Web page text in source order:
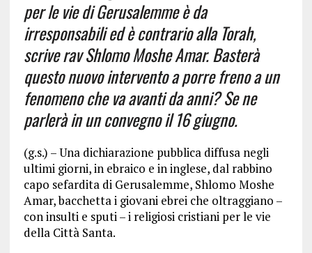
per le vie di Gerusalemme è da
irresponsabili ed è contrario alla Torah,
scrive rav Shlomo Moshe Amar. Basterà
questo nuovo intervento a porre freno a un
fenomeno che va avanti da anni? Se ne
parlerà in un convegno il 16 giugno.
(g.s.) – Una dichiarazione pubblica diffusa negli
ultimi giorni, in ebraico e in inglese, dal rabbino
capo sefardita di Gerusalemme, Shlomo Moshe
Amar, bacchetta i giovani ebrei che oltraggiano –
con insulti e sputi – i religiosi cristiani per le vie
della Città Santa.